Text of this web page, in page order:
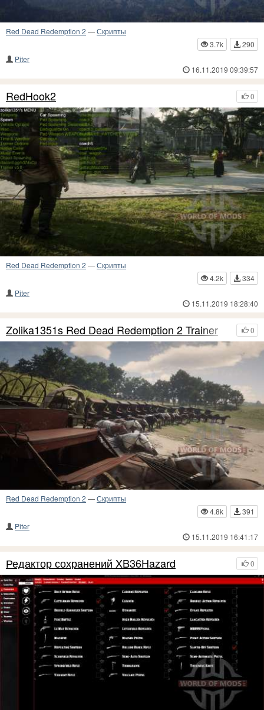
Red Dead Redemption 2 —Скрипты
3.7k
290
Piter
16.11.2019 09:39:57
0
RedHook2
Red Dead Redemption 2 —Скрипты
4.2k
334
Piter
15.11.2019 18:28:40
0
Zolika1351s Red Dead Redemption 2 Trainer
Red Dead Redemption 2 —Скрипты
4.8k
391
Piter
15.11.2019 16:41:17
0
Редактор сохранений XB36Hazard